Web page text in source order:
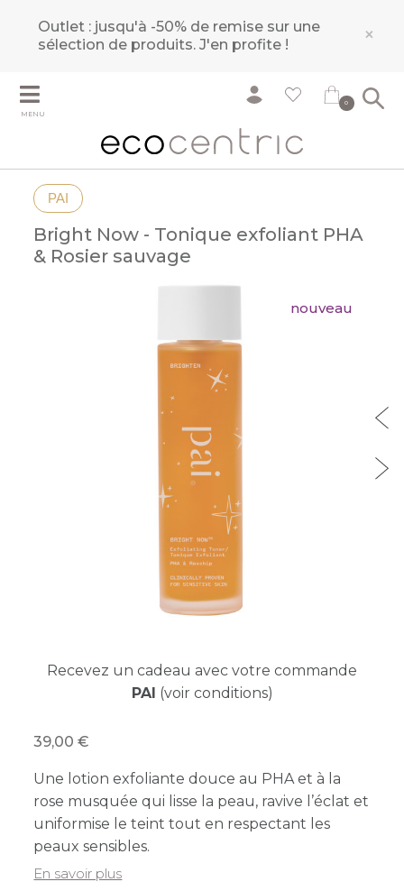
Outlet : jusqu'à -50% de remise sur une
sélection de produits.J'en profite ! ×
MENU
0
PAI
Bright Now - Tonique exfoliant PHA
& Rosier sauvage
nouveau
Recevez un cadeau avec votre commande
PAI (voir conditions)
39,00
Une lotion exfoliante douce au PHA et à la
rose musquée qui lisse la peau, ravive l’éclat et
uniformise le teint tout en respectant les
peaux sensibles.
En savoir plus